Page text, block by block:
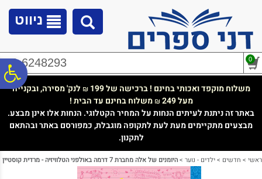
נגישות
ניווט
02-6248293 0
משלוח מוקפד ואכותי בחינם ! ברכישה של 199 ₪ לנק' מסירה, ובקנייה
מעל 249
₪משלוח בחינם עד הבית !
באתר זה ניתנת לעיתים הנחות על המחיר הקטלוגי. הנחות אלו אינן מבצע.
מבצעים מתקיימים מעת לעת לתקופה מוגבלת, כמפורסם באתר ובהתאם
לתקנון.
ראשי > חדשים >ילדים - נוער >היומנים של אלה מחברת 7 דרמה באולפני הטלוויזיה - מרדית קוסטיין